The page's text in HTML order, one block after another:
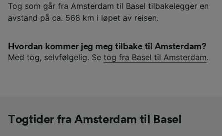
Tog som går fra Amsterdam til Basel tilbakelegger en
avstand på ca. 568 km i løpet av reisen.
Hvordan kommer jeg meg tilbake til Amsterdam?
Med tog, selvfølgelig. Se tog fra Basel til Amsterdam.
Togtider fra Amsterdam til Basel